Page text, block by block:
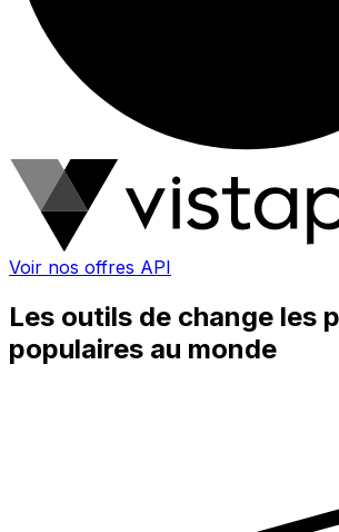
Voir nos offres API
Les outils de change les
populaires au monde